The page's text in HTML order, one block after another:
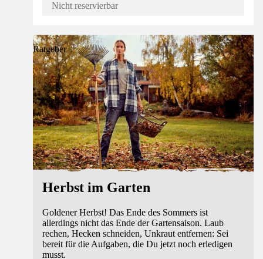
Nicht reservierbar
Ratgeber
Herbst im Garten
Goldener Herbst! Das Ende des Sommers ist
allerdings nicht das Ende der Gartensaison. Laub
rechen, Hecken schneiden, Unkraut entfernen: Sei
bereit für die Aufgaben, die Du jetzt noch erledigen
musst.